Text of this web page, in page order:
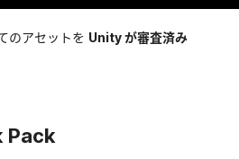
のアセットを Unity が審査済み
Pack